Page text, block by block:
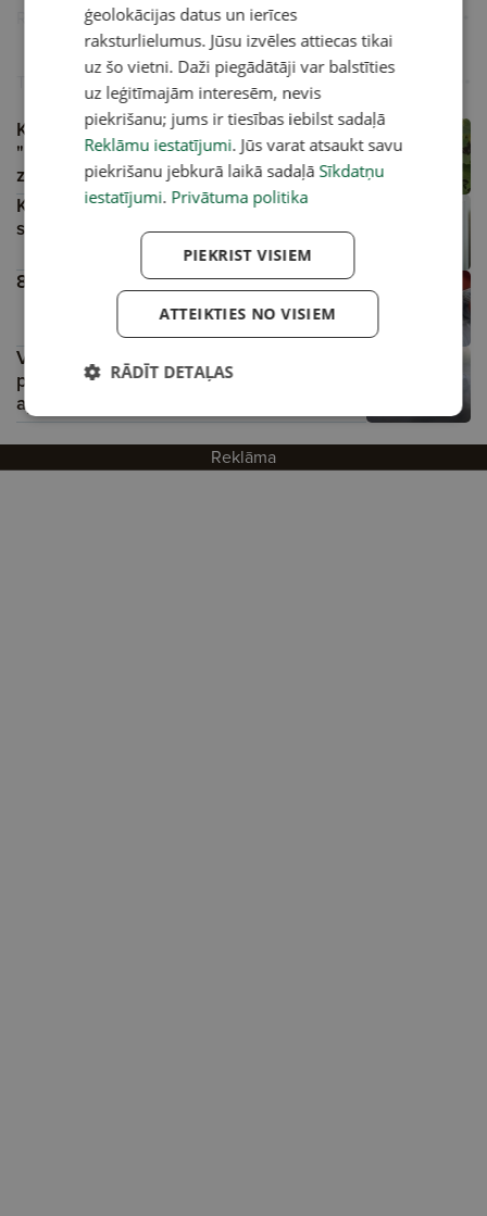
Kas satrauc "Latvijas Avīzes" lasītājus?
"Daudzbērnu ģimenēm laukos dodiet
zemi par velti!"
Ko neēst karstā laikā? Gastroenterologs
skaidro, kā izvairīties no zarnu infekcijām
8. augusts — Pasaules kaķu diena
VIDEO: Rīgā sabojā dzelzceļa
pārbrauktuvi un aizbrauc; būs jāatlīdzina
aptuveni 25 000 eiro
Reklāma
ģeolokācijas datus un ierīces
raksturlielumus. Jūsu izvēles attiecas tikai
uz šo vietni. Daži piegādātāji var balstīties
uz leģitīmajām interesēm, nevis
piekrišanu; jums ir tiesības iebilst sadaļā
Reklāmu iestatījumi. Jūs varat atsaukt savu
piekrišanu jebkurā laikā sadaļā Sīkdatņu
iestatījumi. Privātuma politika
PIEKRIST VISIEM
ATTEIKTIES NO VISIEM
RĀDĪT DETAĻAS